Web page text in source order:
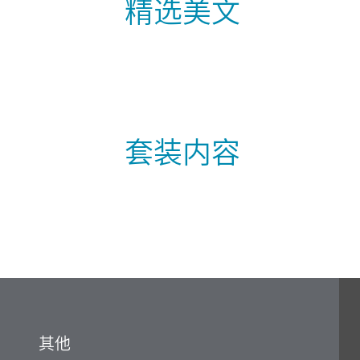
精选美文
套装内容
其他